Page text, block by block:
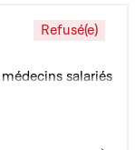
Refusé(e)
salariés